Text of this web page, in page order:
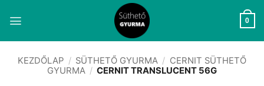
0
KEZDŐLAP / SÜTHETŐ GYURMA / CERNIT SÜTHETŐ
GYURMA / CERNIT TRANSLUCENT 56G